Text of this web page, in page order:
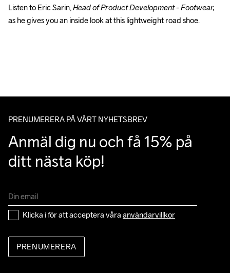
Listen to Eric Sarin,
as he gives you an inside look at this lightweight road shoe.
PRENUMERERA PÅ VÅRT NYHETSBREV
Anmäl dig nu och få 15% på
ditt nästa köp!
Klicka i för att acceptera våra användarvillkor
PRENUMERERA